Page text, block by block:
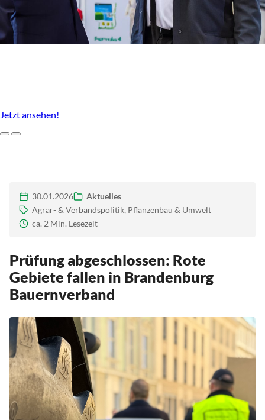
Jetzt ansehen!
ZurückWeiter
30.01.2026
Aktuelles
Agrar- & Verbandspolitik, Pflanzenbau & Umwelt
ca. 2 Min. Lesezeit
Prüfung abgeschlossen: Rote
Gebiete fallen in Brandenburg
Bauernverband